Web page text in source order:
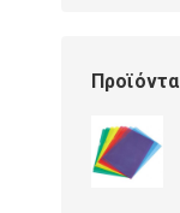
Προϊόντα